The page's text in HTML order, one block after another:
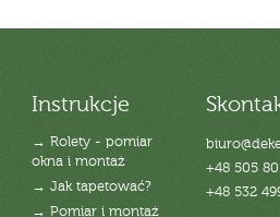
Instrukcje
→ Rolety - pomiar
okna i montaż
→ Jak tapetować?
→ Pomiar i montaż
+48 505
+48 532